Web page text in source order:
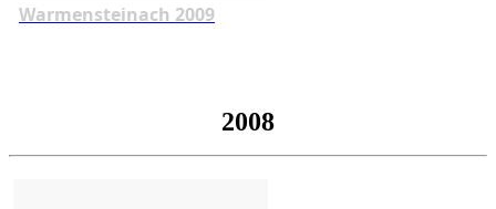
Warmensteinach 2009
2008